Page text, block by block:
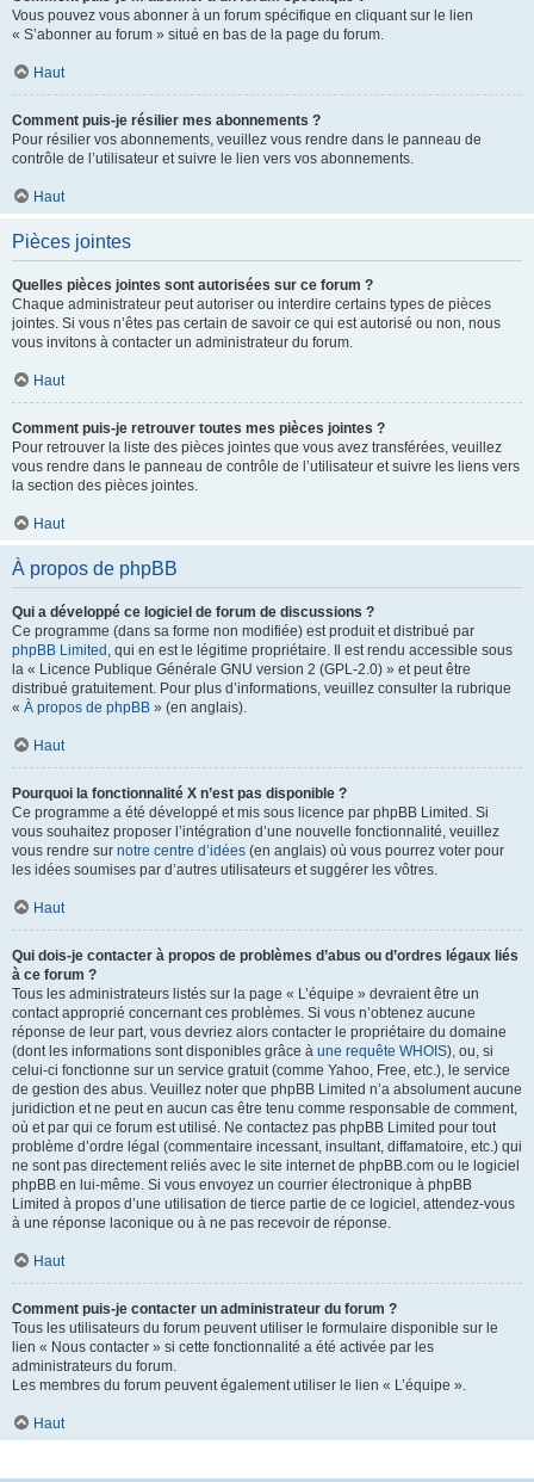
Vous pouvez vous abonner à un forum spécifique en cliquant sur le lien
« S’abonner au forum » situé en bas de la page du forum.
Haut
Comment puis-je résilier mes abonnements ?
Pour résilier vos abonnements, veuillez vous rendre dans le panneau de
contrôle de l’utilisateur et suivre le lien vers vos abonnements.
Haut
Pièces jointes
Quelles pièces jointes sont autorisées sur ce forum ?
Chaque administrateur peut autoriser ou interdire certains types de pièces
jointes. Si vous n’êtes pas certain de savoir ce qui est autorisé ou non, nous
vous invitons à contacter un administrateur du forum.
Haut
Comment puis-je retrouver toutes mes pièces jointes ?
Pour retrouver la liste des pièces jointes que vous avez transférées, veuillez
vous rendre dans le panneau de contrôle de l’utilisateur et suivre les liens vers
la section des pièces jointes.
Haut
À propos de phpBB
Qui a développé ce logiciel de forum de discussions ?
Ce programme (dans sa forme non modifiée) est produit et distribué par
phpBB Limited , qui en est le légitime propriétaire. Il est rendu accessible sous
la « Licence Publique Générale GNU version 2 (GPL-2.0) » et peut être
distribué gratuitement. Pour plus d’informations, veuillez consulter la rubrique
« À propos de phpBB » (en anglais).
Haut
Pourquoi la fonctionnalité X n’est pas disponible ?
Ce programme a été développé et mis sous licence par phpBB Limited. Si
vous souhaitez proposer l’intégration d’une nouvelle fonctionnalité, veuillez
vous rendre sur notre centre d’idées (en anglais) où vous pourrez voter pour
les idées soumises par d’autres utilisateurs et suggérer les vôtres.
Haut
Qui dois-je contacter à propos de problèmes d’abus ou d’ordres légaux liés
à ce forum ?
Tous les administrateurs listés sur la page « L’équipe » devraient être un
contact approprié concernant ces problèmes. Si vous n’obtenez aucune
réponse de leur part, vous devriez alors contacter le propriétaire du domaine
(dont les informations sont disponibles grâce à une requête WHOIS), ou, si
celui-ci fonctionne sur un service gratuit (comme Yahoo, Free, etc.), le service
de gestion des abus. Veuillez noter que phpBB Limited n’a absolument aucune
juridiction et ne peut en aucun cas être tenu comme responsable de comment,
où et par qui ce forum est utilisé. Ne contactez pas phpBB Limited pour tout
problème d’ordre légal (commentaire incessant, insultant, diffamatoire, etc.) qui
ne sont pas directement reliés avec le site internet de phpBB.com ou le logiciel
phpBB en lui-même. Si vous envoyez un courrier électronique à phpBB
Limited à propos d’une utilisation de tierce partie de ce logiciel, attendez-vous
à une réponse laconique ou à ne pas recevoir de réponse.
Haut
Comment puis-je contacter un administrateur du forum ?
Tous les utilisateurs du forum peuvent utiliser le formulaire disponible sur le
lien « Nous contacter » si cette fonctionnalité a été activée par les
administrateurs du forum.
Les membres du forum peuvent également utiliser le lien « L’équipe ».
Haut